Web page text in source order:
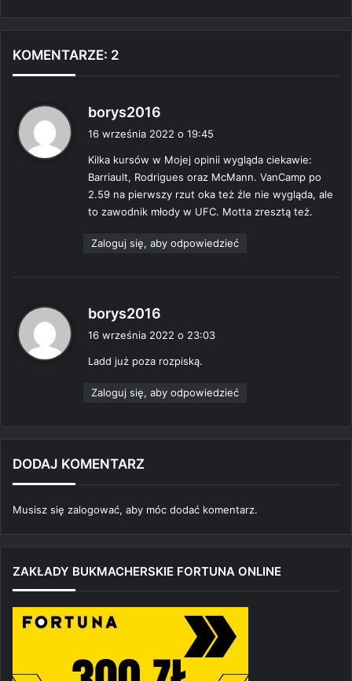
KOMENTARZE: 2
borys2016
z
e
:
16 września 2022 o 19:45
Kilka kursów w Mojej opinii wygląda ciekawie:
Barriault, Rodrigues oraz McMann. VanCamp po
2.59 na pierwszy rzut oka też źle nie wygląda, ale
to zawodnik młody w UFC. Motta zresztą też.
Zaloguj się, aby odpowiedzieć
borys2016
z
:
16 września 2022 o 23:03
Ladd już poza rozpiską.
Zaloguj się, aby odpowiedzieć
DODAJ KOMENTARZ
Musisz się zalogować, aby móc dodać komentarz.
ZAKŁADY BUKMACHERSKIE FORTUNA ONLINE